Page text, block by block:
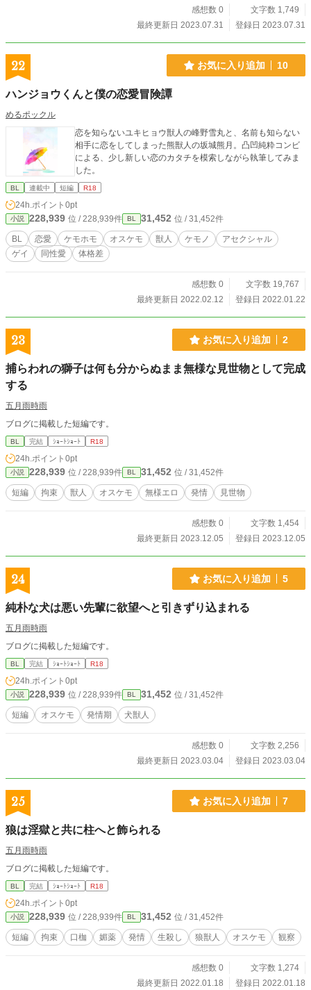
感想数 0
文字数 1,749
最終更新日 2023.07.31
登録日 2023.07.31
22 お気に入り追加 10
ハンジョウくんと僕の恋愛冒険譚
めるポックル
恋を知らないユキヒョウ獣人の峰野雪丸と、名前も知らない
相手に恋をしてしまった熊獣人の坂城熊月。凸凹純粋コンビ
による、少し新しい恋のカタチを模索しながら執筆してみま
した。
BL 連載中 短編 R18
24h.ポイント 0pt
小説 228,939 位 / 228,939件 BL 31,452 位 / 31,452件
BL 恋愛 ケモホモ オスケモ 獣人 ケモノ
アセクシャル
ゲイ
同性愛 体格差
感想数 0
文字数 19,767
最終更新日 2022.02.12
登録日 2022.01.22
23 お気に入り追加 2
捕らわれの獅子は何も分からぬまま無様な見世物として完成
する
五月雨時雨
ブログに掲載した短編です。
BL 完結 ｼｮｰﾄｼｮｰﾄ R18
24h.ポイント 0pt
小説 228,939 位 / 228,939件 BL 31,452 位 / 31,452件
短編 拘束 獣人 オスケモ 無様エロ 発情 見世物
感想数 0
文字数 1,454
最終更新日 2023.12.05
登録日 2023.12.05
24 お気に入り追加 5
純朴な犬は悪い先輩に欲望へと引きずり込まれる
五月雨時雨
ブログに掲載した短編です。
BL 完結 ｼｮｰﾄｼｮｰﾄ R18
24h.ポイント 0pt
小説 228,939 位 / 228,939件 BL 31,452 位 / 31,452件
短編 オスケモ 発情期 犬獣人
感想数 0
文字数 2,256
最終更新日 2023.03.04
登録日 2023.03.04
25 お気に入り追加 7
狼は淫獄と共に柱へと飾られる
五月雨時雨
ブログに掲載した短編です。
BL 完結 ｼｮｰﾄｼｮｰﾄ R18
24h.ポイント 0pt
小説 228,939 位 / 228,939件 BL 31,452 位 / 31,452件
短編 拘束 口枷 媚薬 発情 生殺し 狼獣人 オスケモ 観察
感想数 0
文字数 1,274
最終更新日 2022.01.18
登録日 2022.01.18